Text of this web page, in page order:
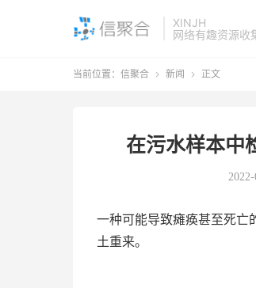
XINJH
网络有趣资源收
当前位置： 信聚合  新闻  正文
在污水样本中
一种可能导致瘫痪甚至死亡
土重来。